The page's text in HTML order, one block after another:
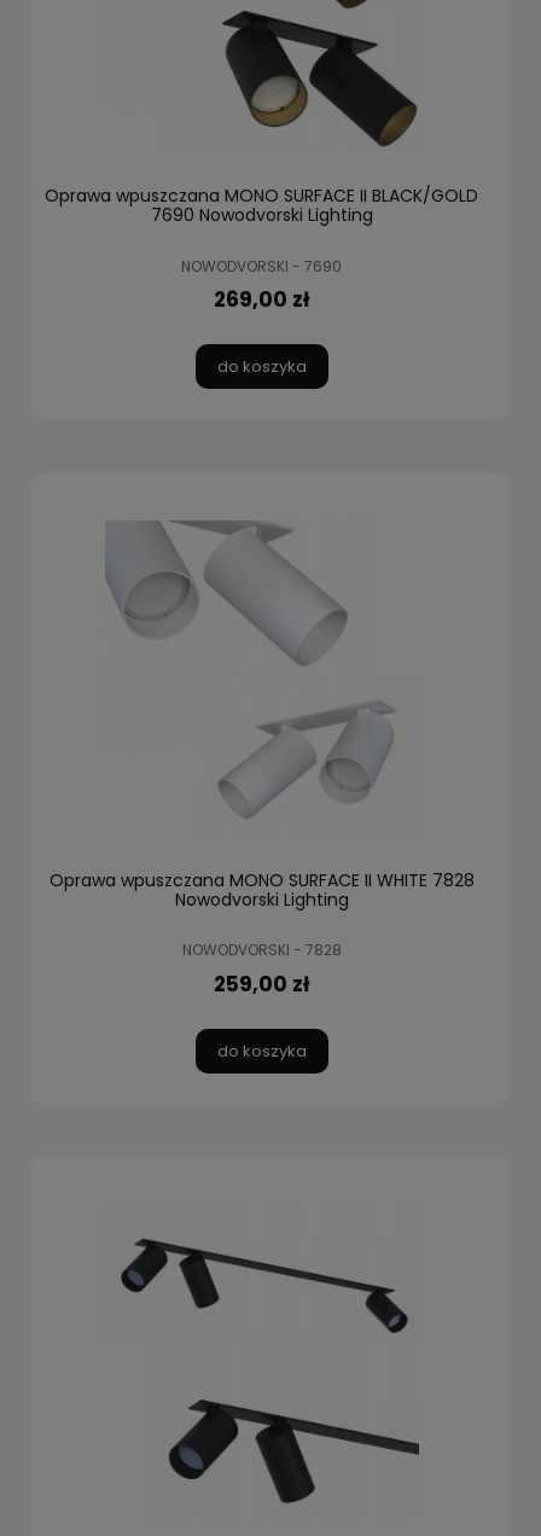
Oprawa wpuszczana MONO SURFACE II BLACK/GOLD
7690 Nowodvorski Lighting
NOWODVORSKI - 7690
269,00 zł
do koszyka
Oprawa wpuszczana MONO SURFACE II WHITE 7828
Nowodvorski Lighting
NOWODVORSKI - 7828
259,00 zł
do koszyka